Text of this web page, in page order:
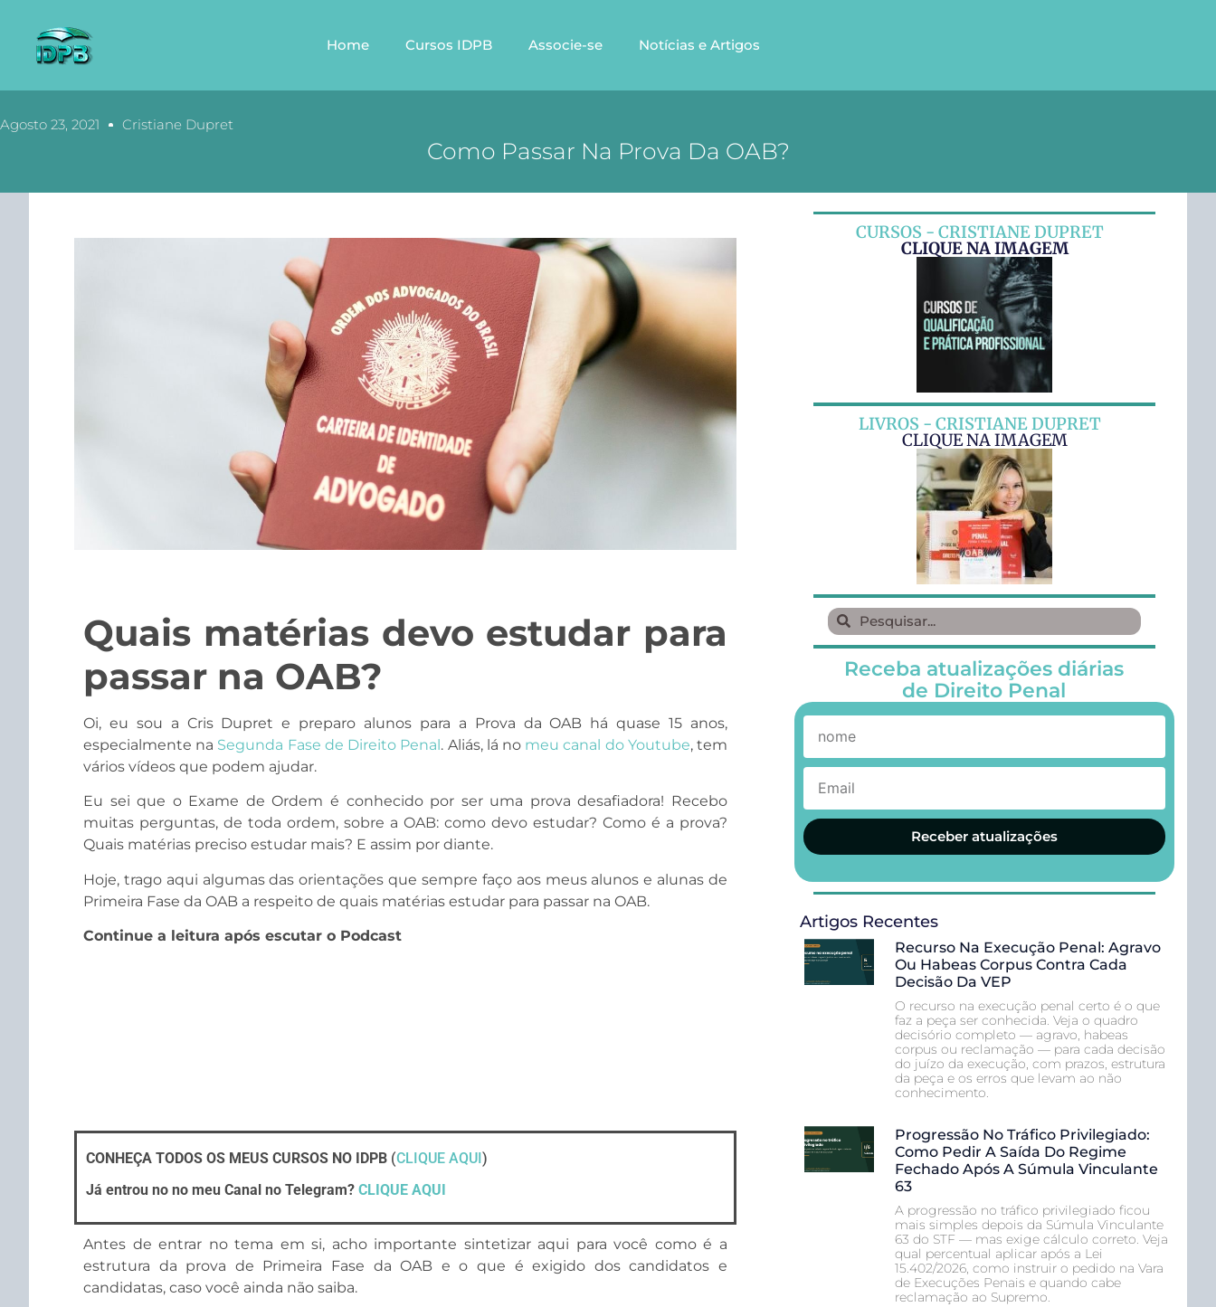
Home Cursos IDPB Associe-se Notícias e Artigos
Agosto 23, 2021 Cristiane Dupret
Como Passar Na Prova Da OAB?
Quais matérias devo estudar para
passar na OAB?
Oi, eu sou a Cris Dupret e preparo alunos para a Prova da OAB há quase 15 anos,
especialmente na Segunda Fase de Direito Penal. Aliás, lá no meu canal do Youtube, tem
vários vídeos que podem ajudar.
Eu sei que o Exame de Ordem é conhecido por ser uma prova desafiadora! Recebo
muitas perguntas, de toda ordem, sobre a OAB: como devo estudar? Como é a prova?
Quais matérias preciso estudar mais? E assim por diante.
Hoje, trago aqui algumas das orientações que sempre faço aos meus alunos e alunas de
Primeira Fase da OAB a respeito de quais matérias estudar para passar na OAB.
Continue a leitura após escutar o Podcast
CONHEÇA TODOS OS MEUS CURSOS NO IDPB (CLIQUE AQUI )
Já entrou no no meu Canal no Telegram? CLIQUE AQUI
Antes de entrar no tema em si, acho importante sintetizar aqui para você como é a
estrutura da prova de Primeira Fase da OAB e o que é exigido dos candidatos e
candidatas, caso você ainda não saiba.
CURSOS - CRISTIANE DUPRET
CLIQUE NA IMAGEM
LIVROS - CRISTIANE DUPRET
CLIQUE NA IMAGEM
Receba atualizações diárias
de Direito Penal
Receber atualizações
Artigos Recentes
Recurso Na Execução Penal: Agravo
Ou Habeas Corpus Contra Cada
Decisão Da VEP
O recurso na execução penal certo é o que
faz a peça ser conhecida. Veja o quadro
decisório completo — agravo, habeas
corpus ou reclamação — para cada decisão
do juízo da execução, com prazos, estrutura
da peça e os erros que levam ao não
conhecimento.
Progressão No Tráfico Privilegiado:
Como Pedir A Saída Do Regime
Fechado Após A Súmula Vinculante
63
A progressão no tráfico privilegiado ficou
mais simples depois da Súmula Vinculante
63 do STF — mas exige cálculo correto. Veja
qual percentual aplicar após a Lei
15.402/2026, como instruir o pedido na Vara
de Execuções Penais e quando cabe
reclamação ao Supremo.